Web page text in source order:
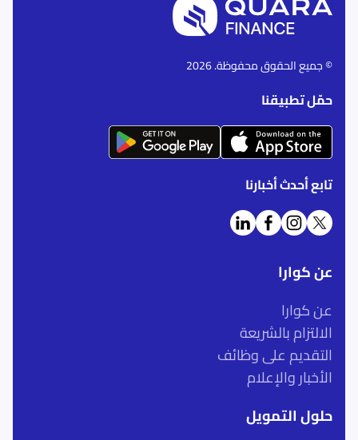
© جميع الحقوق محفوظة. 2026
حمّل تطبيقنا
تابع أحدث أخبارنا
عن كوارا
عن كوارا
الالتزام بالشريعة
التقديم على وظائف
الأخبار والإعلام
حلول التمويل